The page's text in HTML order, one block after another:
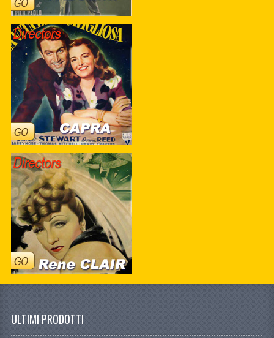
ULTIMI PRODOTTI